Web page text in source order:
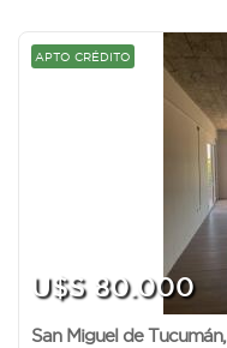
APTO CRÉDITO
U$S 80.000
San Miguel de Tucumán,